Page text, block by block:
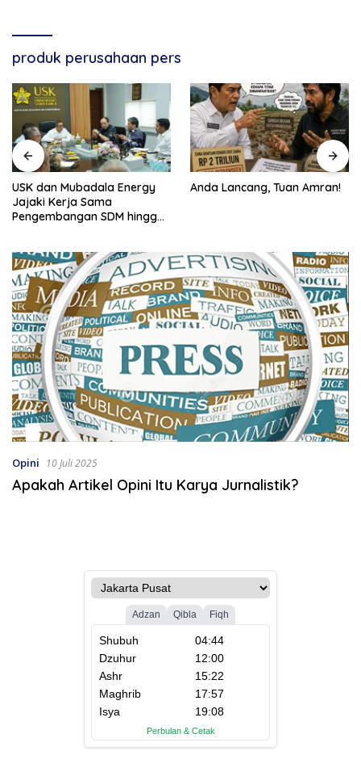
produk perusahaan pers
USK dan Mubadala Energy
Jajaki Kerja Sama
Pengembangan SDM hingga
Anda Lancang, Tuan Amran!
Opini 10 Juli 2025
Apakah Artikel Opini Itu Karya Jurnalistik?